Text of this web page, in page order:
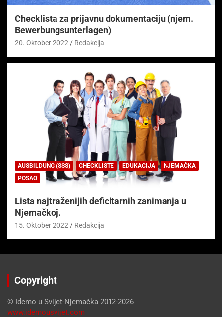
Checklista za prijavnu dokumentaciju (njem.
Bewerbungsunterlagen)
20. Oktober 2022 Redakcija
AUSBILDUNG (SSS) CHECKLISTE EDUKACIJA
NJEMAČKA
POSAO
Lista najtraženijih deficitarnih zanimanja u
Njemačkoj.
15. Oktober 2022 Redakcija
Copyright
© Idemo u Svijet-Njemačka 2012-2026
www.idemousvijet.com